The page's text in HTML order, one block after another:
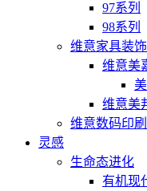
97系列
98系列
维意家具装
维意美
维意美
维意数码印
灵感
生命态进化
有机现